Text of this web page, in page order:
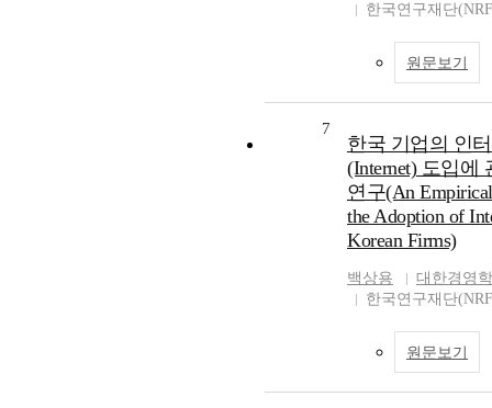
한국연구재단
원문보기
7
한국 기업의 인
(Internet) 도입에
연구(An
the Adoption of
Korean Firms)
백상용
대한경영
한국연구재단
원문보기